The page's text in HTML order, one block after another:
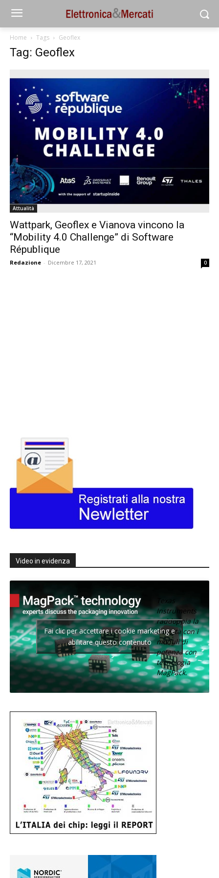
Home Tags Geoflex
Tag: Geoflex
Attualità
Wattpark, Geoflex e Vianova vincono la
“Mobility 4.0 Challenge” di Software
République
Redazione - Dicembre 17, 2021 0
Video in evidenza
Texas
Instruments
raddoppia la
densità con i
moduli di
potenza con
tecnologia
MagPack.
Fai clic per accettare i cookie marketing e
abilitare questo contenuto